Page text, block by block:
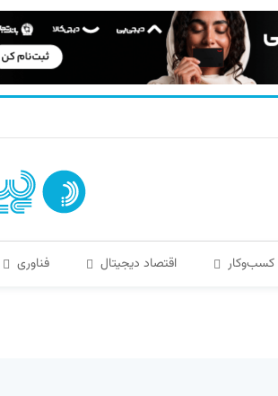
کسب‌و‌کار اقتصاد دیجیتال فناوری